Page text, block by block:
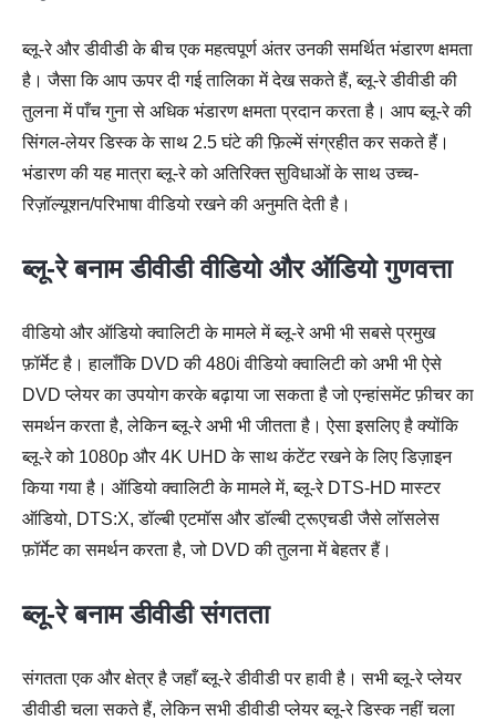
ब्लू-रे और डीवीडी के बीच एक महत्वपूर्ण अंतर उनकी समर्थित भंडारण क्षमता
है। जैसा कि आप ऊपर दी गई तालिका में देख सकते हैं, ब्लू-रे डीवीडी की
तुलना में पाँच गुना से अधिक भंडारण क्षमता प्रदान करता है। आप ब्लू-रे की
सिंगल-लेयर डिस्क के साथ 2.5 घंटे की फ़िल्में संग्रहीत कर सकते हैं।
भंडारण की यह मात्रा ब्लू-रे को अतिरिक्त सुविधाओं के साथ उच्च-
रिज़ॉल्यूशन/परिभाषा वीडियो रखने की अनुमति देती है।
ब्लू-रे बनाम डीवीडी वीडियो और ऑडियो गुणवत्ता
वीडियो और ऑडियो क्वालिटी के मामले में ब्लू-रे अभी भी सबसे प्रमुख
फ़ॉर्मेट है। हालाँकि DVD की 480i वीडियो क्वालिटी को अभी भी ऐसे
DVD प्लेयर का उपयोग करके बढ़ाया जा सकता है जो एन्हांसमेंट फ़ीचर का
समर्थन करता है, लेकिन ब्लू-रे अभी भी जीतता है। ऐसा इसलिए है क्योंकि
ब्लू-रे को 1080p और 4K UHD के साथ कंटेंट रखने के लिए डिज़ाइन
किया गया है। ऑडियो क्वालिटी के मामले में, ब्लू-रे DTS-HD मास्टर
ऑडियो, DTS:X, डॉल्बी एटमॉस और डॉल्बी ट्रूएचडी जैसे लॉसलेस
फ़ॉर्मेट का समर्थन करता है, जो DVD की तुलना में बेहतर हैं।
ब्लू-रे बनाम डीवीडी संगतता
संगतता एक और क्षेत्र है जहाँ ब्लू-रे डीवीडी पर हावी है। सभी ब्लू-रे प्लेयर
डीवीडी चला सकते हैं, लेकिन सभी डीवीडी प्लेयर ब्लू-रे डिस्क नहीं चला